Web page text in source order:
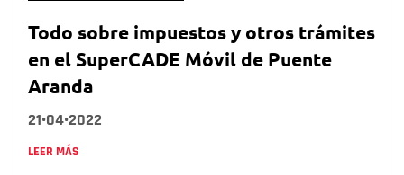
Todo sobre impuestos y otros trámites
en el SuperCADE Móvil de Puente
Aranda
21•04•2022
LEER MÁS